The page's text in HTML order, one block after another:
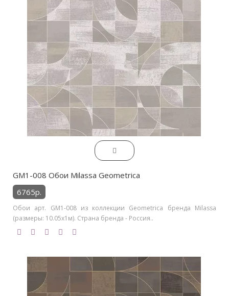
GM1-008 Обои Milassa Geometrica
6765р.
Обои арт. GM1-008 из коллекции Geometrica бренда Milassa
(размеры: 10.05х1м). Страна бренда - Россия..